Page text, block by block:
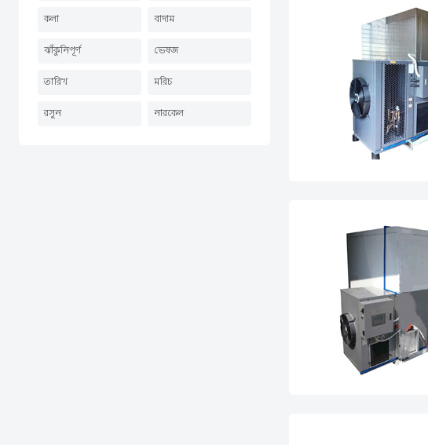
কলা বাদাম
ঝাঁকুনিপূর্ণ ভেষজ
তারিখ মরিচ
রসুন নারকেল